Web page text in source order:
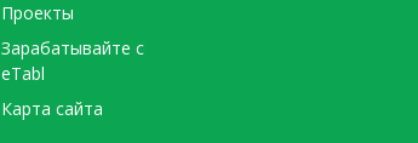
Проекты
Зарабатывайте с
eTabl
Карта сайта